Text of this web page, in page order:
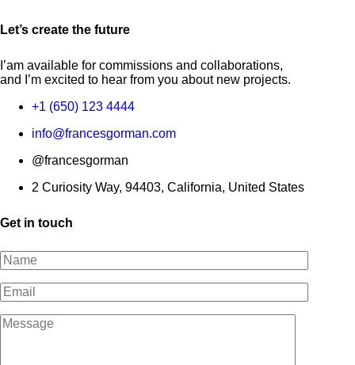
Let’s create the future
I’am available for commissions and collaborations,
and I’m excited to hear from you about new projects.
+1 (650) 123 4444
info@francesgorman.com
@francesgorman
2 Curiosity Way, 94403, California, United States
Get in touch